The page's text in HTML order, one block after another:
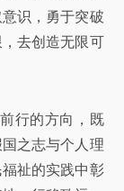
识，勇于突破
去创造无限可
行的方向，既
之志与个人理
祉的实践中彰